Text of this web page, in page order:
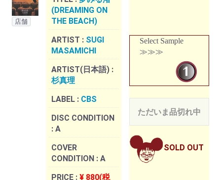
店舗
(DREAMING ON
THE BEACH)
ARTIST : SUGI
MASAMICHI
ARTIST(日本語) :
杉真理
LABEL : CBS
DISC CONDITION
: A
COVER
CONDITION : A
PRICE : ¥ 880(税
Select Sample
≫≫≫
ただいま品切れ中
SOLD OUT